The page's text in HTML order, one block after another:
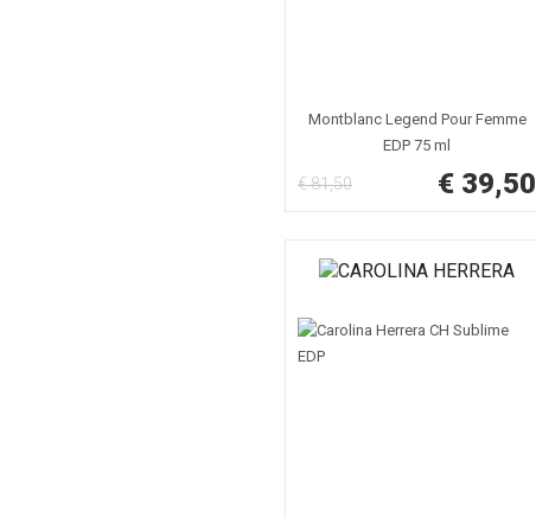
Montblanc Legend Pour Femme
EDP 75 ml
€ 81,50 € 39,50